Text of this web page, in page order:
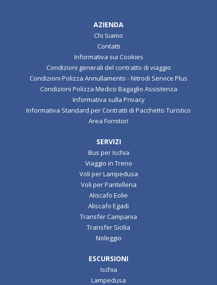
AZIENDA
Chi Siamo
Contatti
Informativa sui Cookies
Condizioni generali del contratto di viaggio
Condizioni Polizza Annullamento - Nitrodi Service Plus
Condizioni Polizza Medico Bagaglio Assistenza
Informativa sulla Privacy
Informativa Standard per Contratti di Pacchetto Turistico
Area Fornitori
SERVIZI
Bus per Ischia
Viaggio in Treno
Voli per Lampedusa
Voli per Pantelleria
Aliscafo Eolie
Aliscafo Egadi
Transfer Campania
Transfer Sicilia
Noleggio
ESCURSIONI
Ischia
Lampedusa